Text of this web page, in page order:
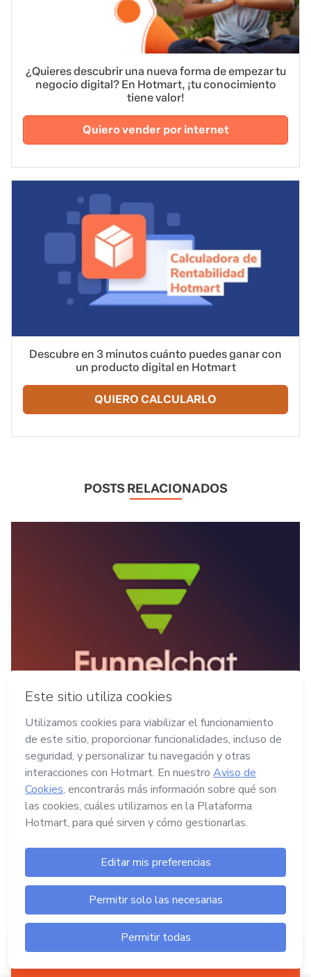
¿Quieres descubrir una nueva forma de empezar tu
negocio digital? En Hotmart, ¡tu conocimiento
tiene valor!
Quiero vender por internet
Descubre en 3 minutos cuánto puedes ganar con
un producto digital en Hotmart
QUIERO CALCULARLO
POSTS RELACIONADOS
26/02/2025 •EMPRENDIMIENTO DIGITAL
Funnelchat y WhatsApp: la fórmula
para escalar ventas de productos
digitales
En la industria digital, la automatización y la
cercanía en la comunicación con clientes es clave
para aumentar las conversiones. Funnelchat ha
revolucionado el uso de WhatsApp como
herramienta de ventas, permitiendo a
emprendedores y negocios escalar sus ingresos
de manera eficiente.
sin invertir.
Crear tu producto digital es tan fácil como
hacer...clic aquí